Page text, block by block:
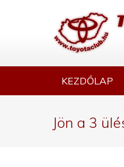
KEZDŐLAP
Jön a 3